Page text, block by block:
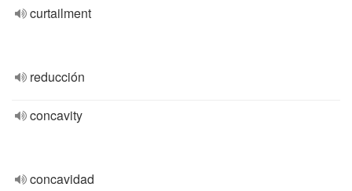
curtailment
reducción
concavity
concavidad